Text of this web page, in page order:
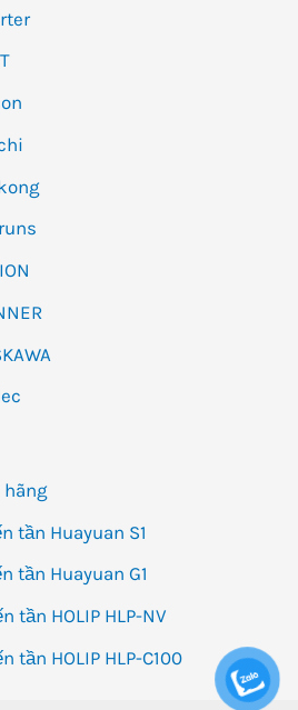
hãng
tần Huayuan S1
tần Huayuan G1
tần HOLIP HLP-NV
tần HOLIP HLP-C100